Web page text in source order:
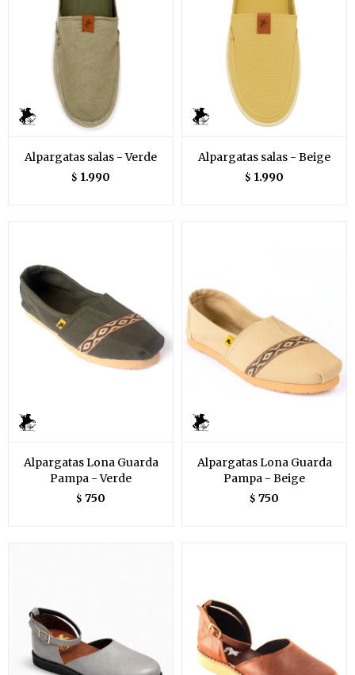
Alpargatas salas - Verde
$ 1.990
Alpargatas salas - Beige
$ 1.990
Alpargatas Lona Guarda
Pampa - Verde
$ 750
Alpargatas Lona Guarda
Pampa - Beige
$ 750